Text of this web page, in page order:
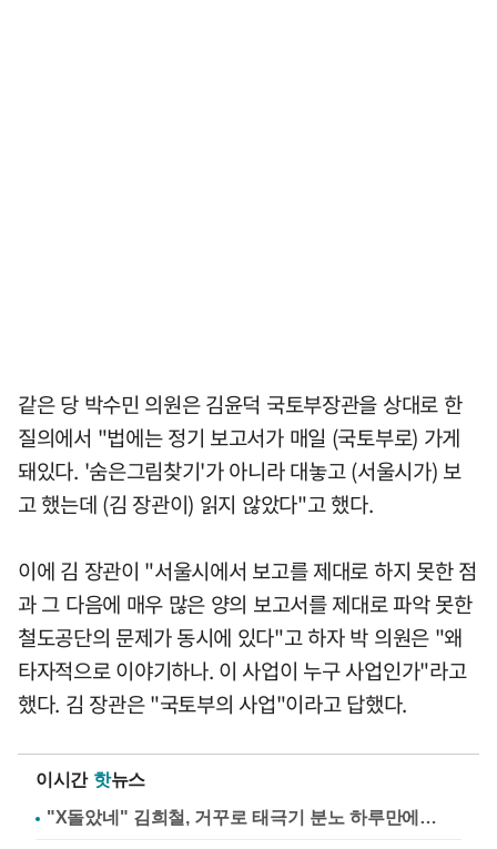
같은 당 박수민 의원은 김윤덕 국토부장관을 상대로 한
질의에서 "법에는 정기 보고서가 매일 (국토부로) 가게
돼있다. '숨은그림찾기'가 아니라 대놓고 (서울시가) 보
고 했는데 (김 장관이) 읽지 않았다"고 했다.
이에 김 장관이 "서울시에서 보고를 제대로 하지 못한 점
과 그 다음에 매우 많은 양의 보고서를 제대로 파악 못한
철도공단의 문제가 동시에 있다"고 하자 박 의원은 "왜
타자적으로 이야기하나. 이 사업이 누구 사업인가"라고
했다. 김 장관은 "국토부의 사업"이라고 답했다.
이시간 핫뉴스
"X돌았네" 김희철, 거꾸로 태극기 분노 하루만에…